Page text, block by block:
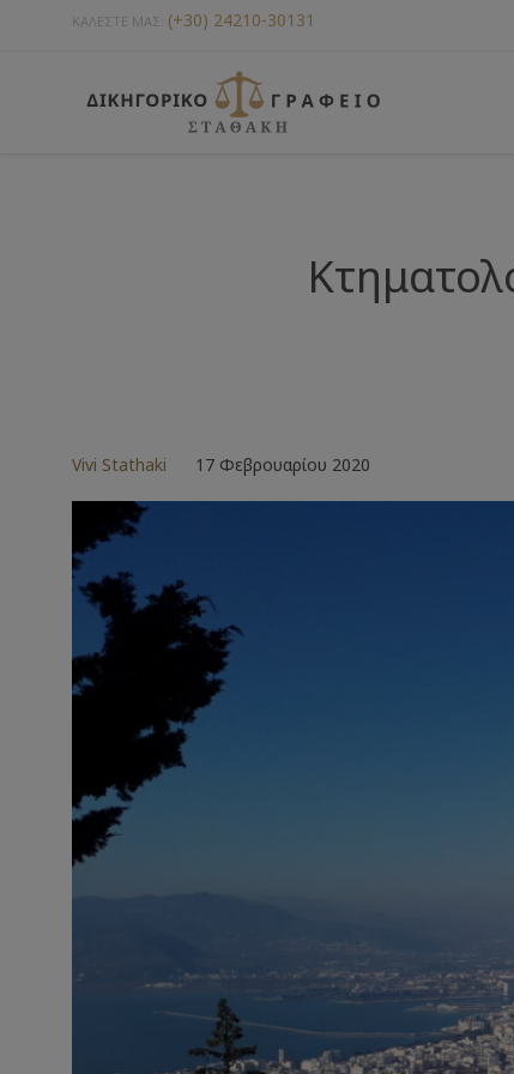
ΚΑΛΕΣΤΕ ΜΑΣ: (+30) 24210-30131
Vivi Stathaki 17 Φεβρουαρίου 2020